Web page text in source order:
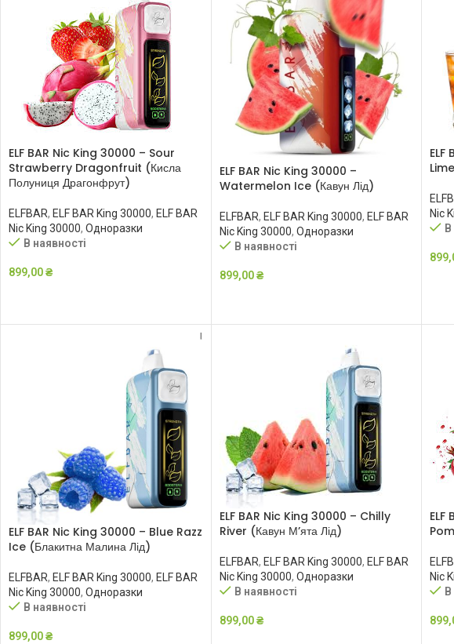
ELF BAR Nic King 30000 – Sour
Strawberry Dragonfruit (Кисла
Полуниця Драгонфрут)
ELFBAR, ELF BAR King 30000, ELF BAR
Nic King 30000, Одноразки
В наявності
899,00₴
ELF BAR Nic King 30000 –
Watermelon Ice (Кавун Лід)
ELFBAR, ELF BAR King 30000, ELF BAR
Nic King 30000, Одноразки
В наявності
899,00₴
Nic
В
ELF BAR Nic King 30000 – Blue Razz
Ice (Блакитна Малина Лід)
ELFBAR, ELF BAR King 30000, ELF BAR
Nic King 30000, Одноразки
В наявності
899,00₴
ELF BAR Nic King 30000 – Chilly
River (Кавун М’ята Лід)
ELFBAR, ELF BAR King 30000, ELF BAR
Nic King 30000, Одноразки
В наявності
899,00₴
ELF
Nic
В